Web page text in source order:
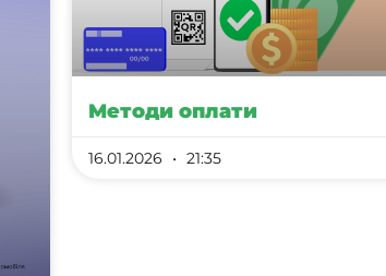
Методи оплати
16.01.2026 21:35